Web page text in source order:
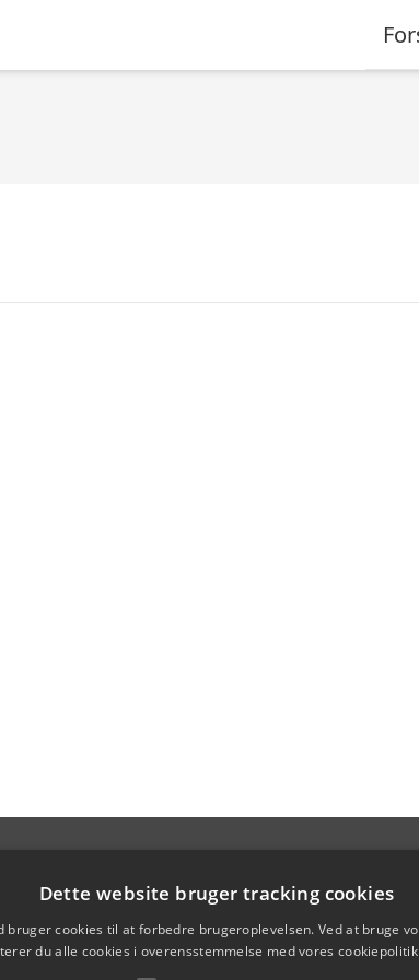
Dette website bruger tracking cookies
bruger cookies til at forbedre brugeroplevelsen. Ved at bruge
du alle cookies i overensstemmelse med vores